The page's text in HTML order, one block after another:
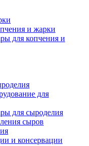
и жарки
для копчения и
для
для сыроделия
сыров
и консервации